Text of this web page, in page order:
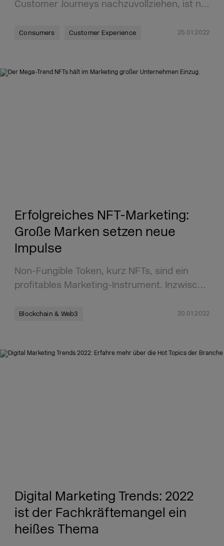
Customer Journeys nachzuvollziehen, ist n…
Consumers Customer Experience 25.01.2022
Erfolgreiches NFT-Marketing:
Große Marken setzen neue
Impulse
Non-Fungible Token, kurz NFTs, sind ein
profitables Marketing-Instrument. Inzwisc…
Blockchain & Web3 20.01.2022
Digital Marketing Trends: 2022
ist der Fachkräftemangel ein
heißes Thema